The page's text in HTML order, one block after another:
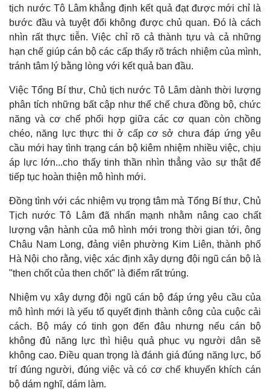
Quan sát
Cuộc sống đó đây
Hồ sơ
Video
Ảnh
E-Magazine
Infographic
tịch nước Tô Lâm khẳng định kết quả đạt được mới chỉ là
bước đầu và tuyệt đối không được chủ quan. Đó là cách
nhìn rất thực tiễn. Việc chỉ rõ cả thành tựu và cả những
hạn chế giúp cán bộ các cấp thấy rõ trách nhiệm của mình,
tránh tâm lý bằng lòng với kết quả ban đầu.
Việc Tổng Bí thư, Chủ tịch nước Tô Lâm dành thời lượng
phân tích những bất cập như thể chế chưa đồng bộ, chức
năng và cơ chế phối hợp giữa các cơ quan còn chồng
chéo, năng lực thực thi ở cấp cơ sở chưa đáp ứng yêu
cầu mới hay tình trạng cán bộ kiêm nhiệm nhiều việc, chịu
áp lực lớn...cho thấy tinh thần nhìn thẳng vào sự thật để
tiếp tục hoàn thiện mô hình mới.
Đồng tình với các nhiệm vụ trọng tâm mà Tổng Bí thư, Chủ
Tịch nước Tô Lâm đã nhấn mạnh nhằm nâng cao chất
lượng vận hành của mô hình mới trong thời gian tới, ông
Châu Nam Long, đảng viên phường Kim Liên, thành phố
Hà Nội cho rằng, việc xác định xây dựng đội ngũ cán bộ là
"then chốt của then chốt" là điểm rất trúng.
Nhiệm vụ xây dựng đội ngũ cán bộ đáp ứng yêu cầu của
mô hình mới là yếu tố quyết định thành công của cuộc cải
cách. Bộ máy có tinh gọn đến đâu nhưng nếu cán bộ
không đủ năng lực thì hiệu quả phục vụ người dân sẽ
không cao. Điều quan trọng là đánh giá đúng năng lực, bố
trí đúng người, đúng việc và có cơ chế khuyến khích cán
bộ dám nghĩ, dám làm.